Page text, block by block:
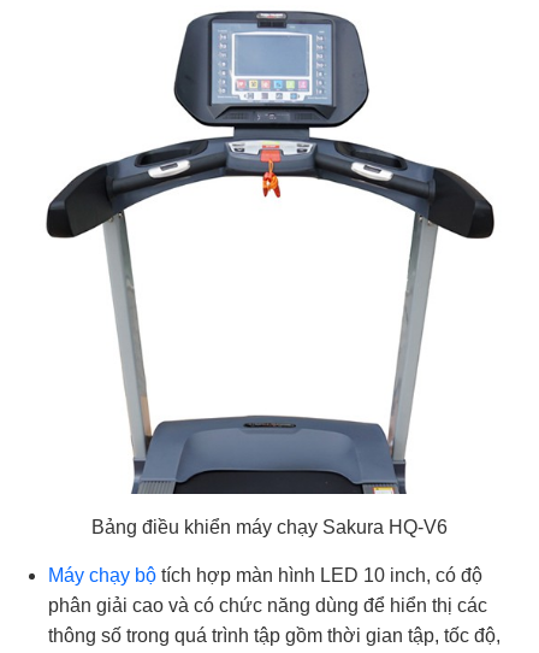
Bảng điều khiển máy chạy Sakura HQ-V6
Máy chạy bộ tích hợp màn hình LED 10 inch, có độ
phân giải cao và có chức năng dùng để hiển thị các
thông số trong quá trình tập gồm thời gian tập, tốc độ,